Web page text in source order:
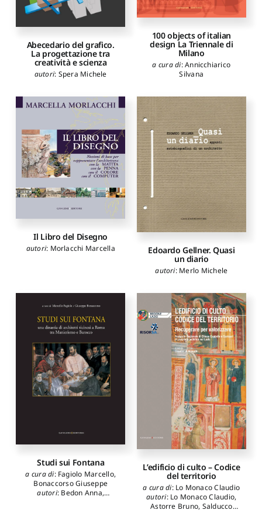
Abecedario del grafico.
La progettazione tra
creatività e scienza
autori: Spera Michele
100 objects of italian
design La Triennale di
Milano
a cura di:Annicchiarico
Silvana
Il Libro del Disegno
autori: Morlacchi Marcella Edoardo Gellner. Quasi
un diario
autori: Merlo Michele
Studi sui Fontana
a cura di: Fagiolo Marcello,
Bonaccorso Giuseppe
autori: Bedon Anna,
L’edificio di culto – Codice
del territorio
a cura di: Lo Monaco Claudio
autori: Lo Monaco Claudio,
Astorre Bruno, Salducco